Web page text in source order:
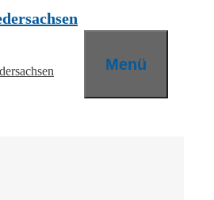
Menü